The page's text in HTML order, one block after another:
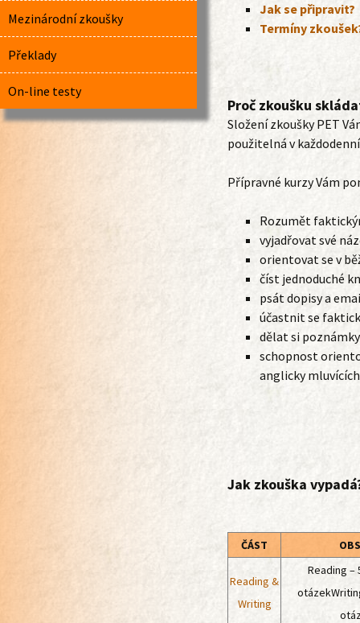
Mezinárodní zkoušky
Překlady
On-line testy
Jak se připravit?
Termíny
Proč zkoušku
Složení zkoušky PET
použitelná v
Přípravné kurzy Vám
Rozumět
vyjadřovat své
orientovat se v
číst jednoduché
psát dopisy a
účastnit se
dělat si
schopnost
anglicky
Jak zkouška
ČÁST
Reading &
Writing
Reading –